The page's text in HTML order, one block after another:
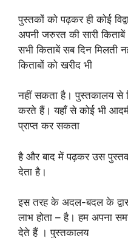
पुस्तकों को पढ़कर ही कोई
अपनी जरुरत की सारी
सभी किताबें सब दिन मिलती
किताबों को खरीद भी
नहीं सकता है। पुस्तकालय से
करते हैं। यहाँ से कोई भी
प्राप्त कर सकता
है और बाद में पढ़कर उस
देता है।
इस तरह के अदल-बदल के
लाभ होता – है। हम अपना
देते हैं । पुस्तकालय